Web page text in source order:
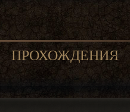
ПРОХОЖДЕНИЯ